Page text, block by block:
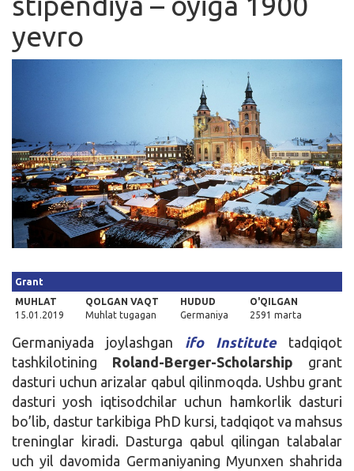
Yana
yevro
Grant
MUHLAT
15.01.2019
QOLGAN VAQT
Muhlat tugagan
HUDUD
Germaniya
O'QILGAN
2591 marta
Germaniyada joylashgan ifo Institutetadqiqot
tashkilotining Roland-Berger-Scholarship grant
dasturi uchun arizalar qabul qilinmoqda. Ushbu grant
dasturi yosh iqtisodchilar uchun hamkorlik dasturi
bo’lib, dastur tarkibiga PhD kursi, tadqiqot va mahsus
treninglar kiradi. Dasturga qabul qilingan talabalar
uch yil davomida Germaniyaning Myunxen shahrida